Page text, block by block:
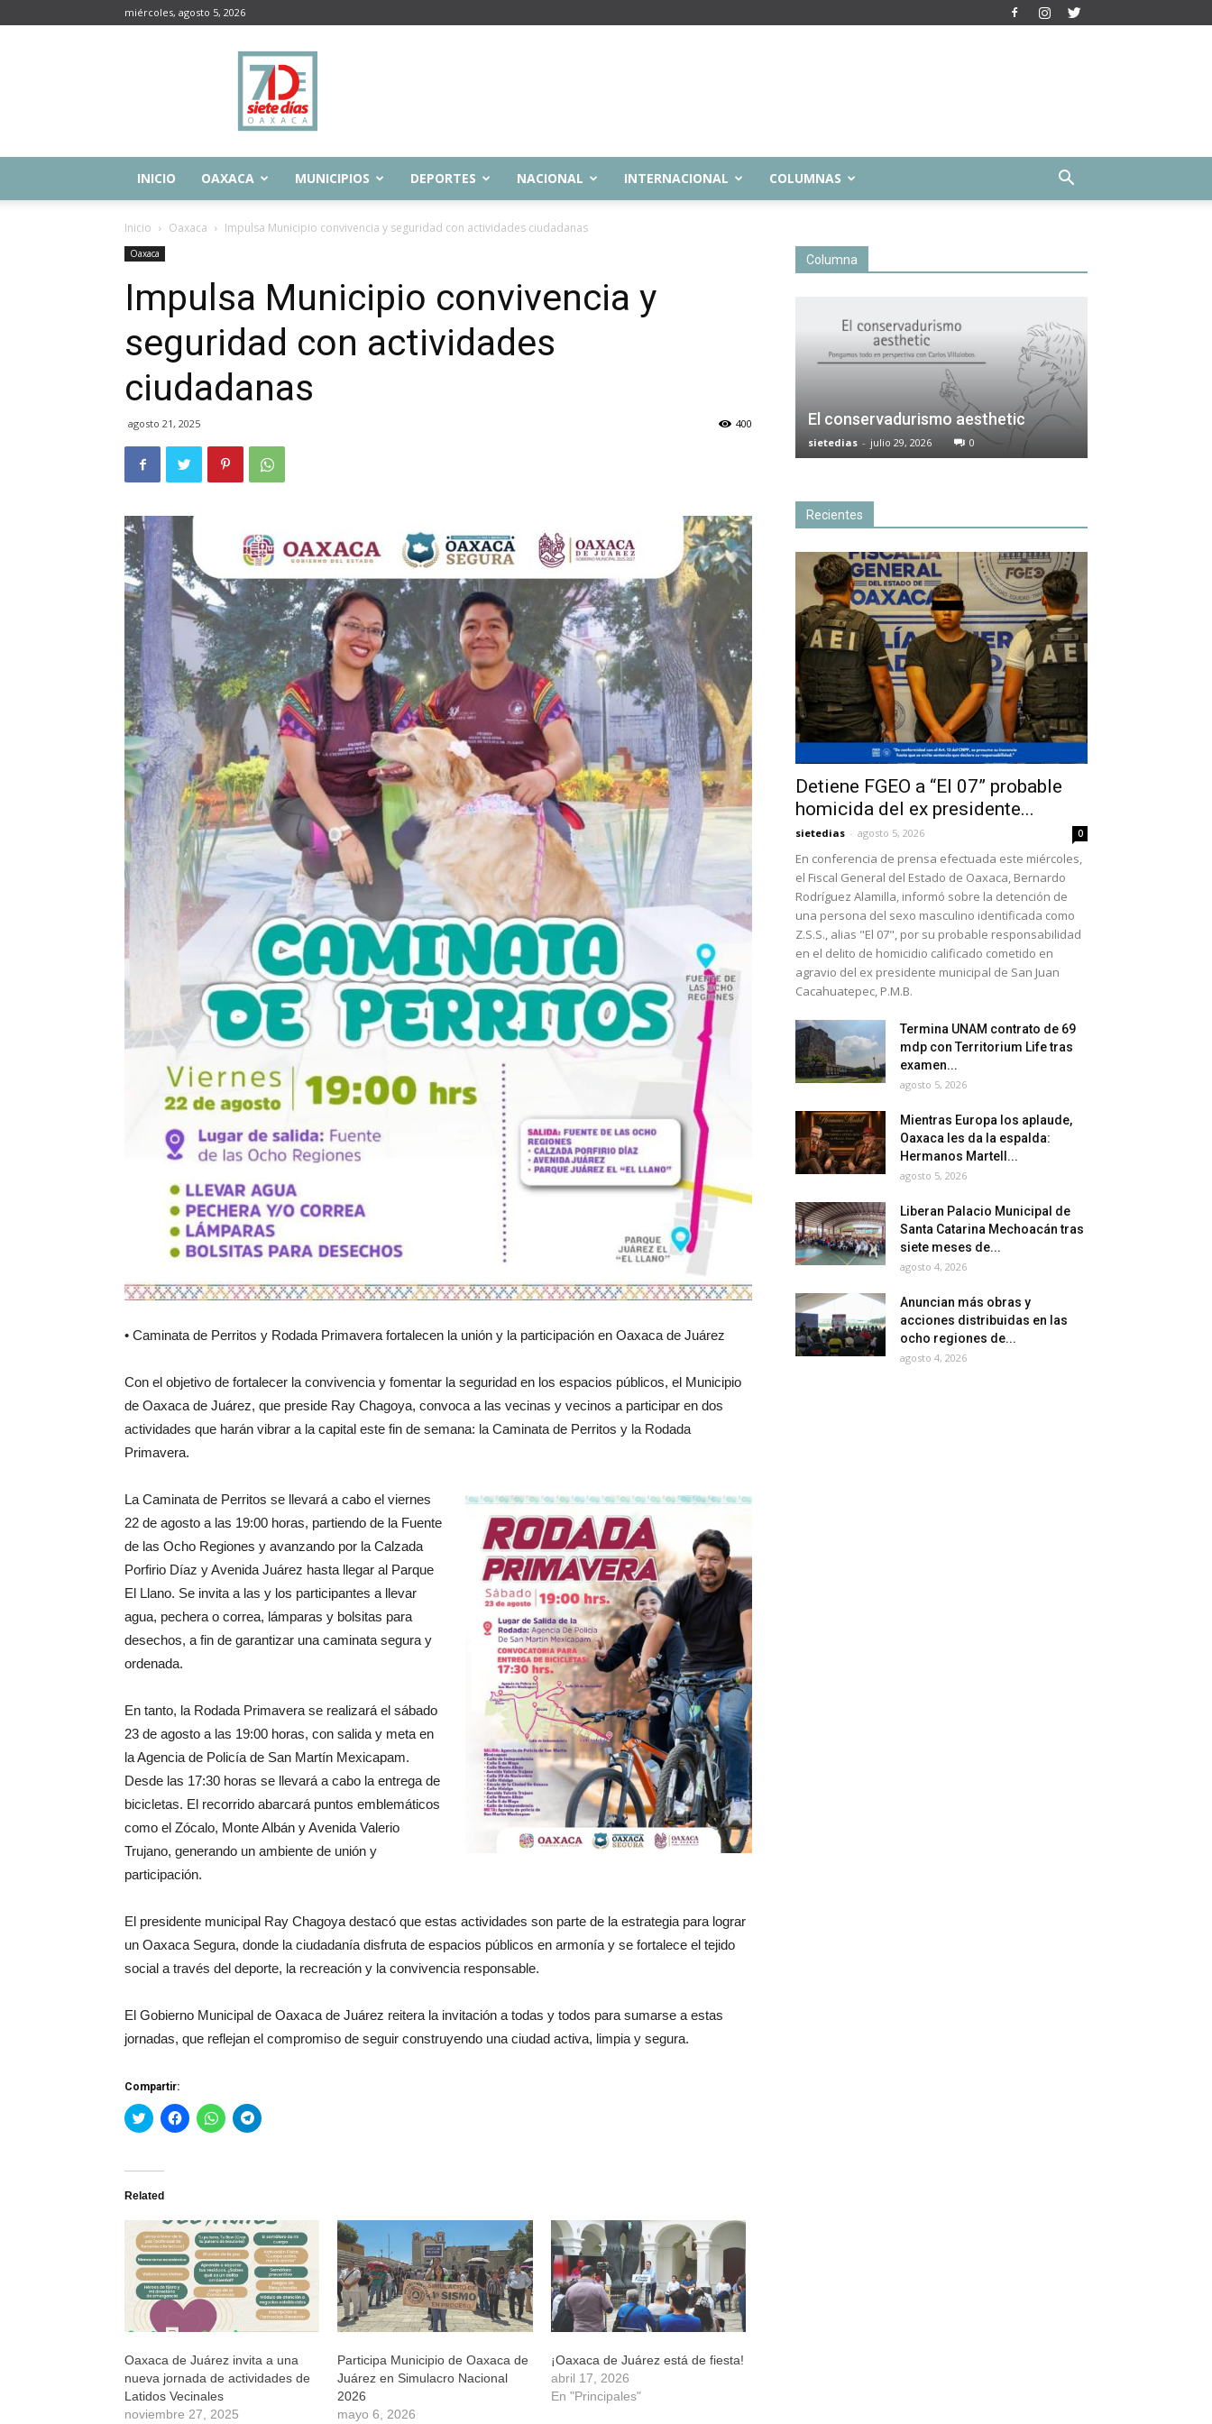
miércoles, agosto 5, 2026
Siete
Días
Oaxaca
INICIO OAXACA MUNICIPIOS DEPORTES NACIONAL INTERNACIONAL COLUMNAS
Inicio Oaxaca Impulsa Municipio convivencia y seguridad con actividades ciudadanas
Oaxaca
Impulsa Municipio convivencia y
seguridad con actividades
ciudadanas
agosto 21, 2025 400
• Caminata de Perritos y Rodada Primavera fortalecen la unión y la participación en Oaxaca de Juárez
Con el objetivo de fortalecer la convivencia y fomentar la seguridad en los espacios públicos, el Municipio
de Oaxaca de Juárez, que preside Ray Chagoya, convoca a las vecinas y vecinos a participar en dos
actividades que harán vibrar a la capital este fin de semana: la Caminata de Perritos y la Rodada
Primavera.
La Caminata de Perritos se llevará a cabo el viernes
22 de agosto a las 19:00 horas, partiendo de la Fuente
de las Ocho Regiones y avanzando por la Calzada
Porfirio Díaz y Avenida Juárez hasta llegar al Parque
El Llano. Se invita a las y los participantes a llevar
agua, pechera o correa, lámparas y bolsitas para
desechos, a fin de garantizar una caminata segura y
ordenada.
En tanto, la Rodada Primavera se realizará el sábado
23 de agosto a las 19:00 horas, con salida y meta en
la Agencia de Policía de San Martín Mexicapam.
Desde las 17:30 horas se llevará a cabo la entrega de
bicicletas. El recorrido abarcará puntos emblemáticos
como el Zócalo, Monte Albán y Avenida Valerio
Trujano, generando un ambiente de unión y
participación.
El presidente municipal Ray Chagoya destacó que estas actividades son parte de la estrategia para lograr
un Oaxaca Segura, donde la ciudadanía disfruta de espacios públicos en armonía y se fortalece el tejido
social a través del deporte, la recreación y la convivencia responsable.
El Gobierno Municipal de Oaxaca de Juárez reitera la invitación a todas y todos para sumarse a estas
jornadas, que reflejan el compromiso de seguir construyendo una ciudad activa, limpia y segura.
Compartir:
Haz
clic
Twitter
abre
una
ventana
nueva)
Haz
clic
una
ventana
nueva)
Haz
clic
una
ventana
nueva)
Haz
clic
una
ventana
nueva)
Related
Oaxaca de Juárez invita a una
nueva jornada de actividades de
Latidos Vecinales
noviembre 27, 2025
Participa Municipio de Oaxaca de
Juárez en Simulacro Nacional
2026
mayo 6, 2026
¡Oaxaca de Juárez está de fiesta!
abril 17, 2026
En "Principales"
Columna
El conservadurismo aesthetic
sietedias - julio 29, 2026 0
Recientes
Detiene FGEO a “El 07” probable
homicida del ex presidente...
sietedias - agosto 5, 2026 0
En conferencia de prensa efectuada este miércoles,
el Fiscal General del Estado de Oaxaca, Bernardo
Rodríguez Alamilla, informó sobre la detención de
una persona del sexo masculino identificada como
Z.S.S., alias "El 07", por su probable responsabilidad
en el delito de homicidio calificado cometido en
agravio del ex presidente municipal de San Juan
Cacahuatepec, P.M.B.
Termina UNAM contrato de 69
mdp con Territorium Life tras
examen...
agosto 5, 2026
Mientras Europa los aplaude,
Oaxaca les da la espalda:
Hermanos Martell...
agosto 5, 2026
Liberan Palacio Municipal de
Santa Catarina Mechoacán tras
siete meses de...
agosto 4, 2026
Anuncian más obras y
acciones distribuidas en las
ocho regiones de...
agosto 4, 2026